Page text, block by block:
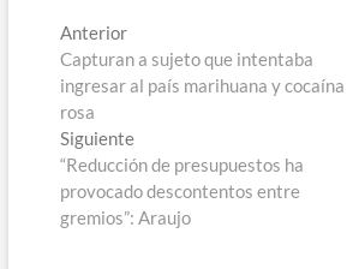
Navegación
de
entradas
AnteriorEntrada
anterior:
Capturan a sujeto que intentaba
ingresar al país marihuana y cocaína
rosa
SiguienteEntrada
siguiente:
“Reducción de presupuestos ha
provocado descontentos entre
gremios”: Araujo